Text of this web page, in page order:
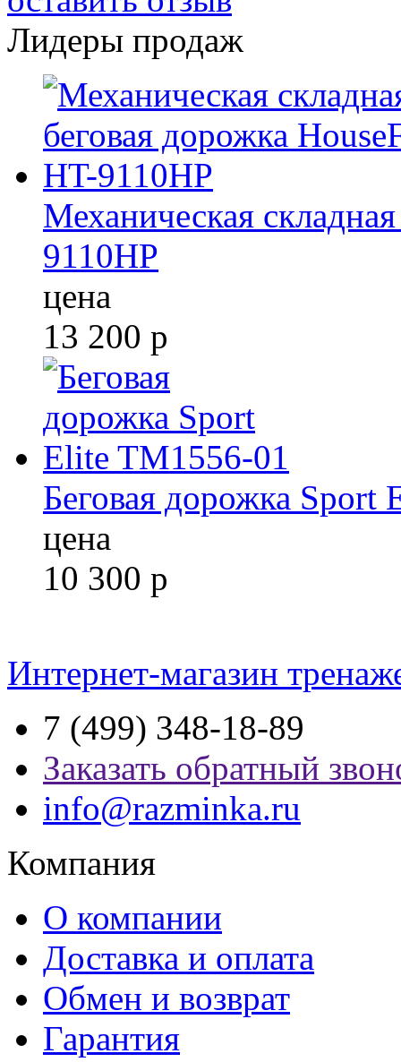
Лидеры продаж
Механическая
9110HP
цена
13 200 р
Беговая дорожка Sport
цена
10 300 р
Интернет-магазин
7 (499) 348-18-89
Заказать обратный
info@razminka.ru
Компания
О компании
Доставка и оплата
Обмен и возврат
Гарантия